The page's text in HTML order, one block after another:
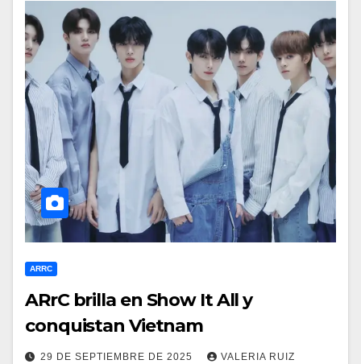
ARRC
ARrC brilla en Show It All y
conquistan Vietnam
29 DE SEPTIEMBRE DE 2025 VALERIA RUIZ